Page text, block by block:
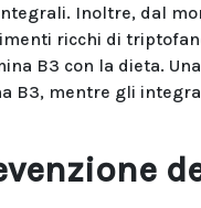
Inoltre, dal
ricchi di
B3 con la dieta.
B3, mentre gli